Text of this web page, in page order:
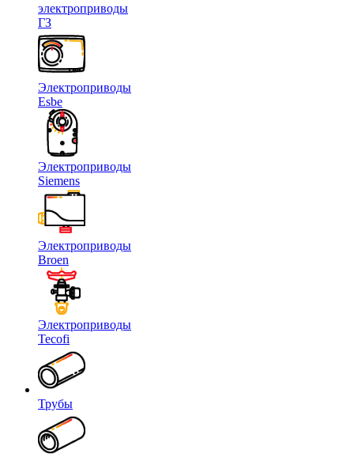
электроприводы
ГЗ
Электроприводы
Esbe
Электроприводы
Siemens
Электроприводы
Broen
Электроприводы
Tecofi
Трубы